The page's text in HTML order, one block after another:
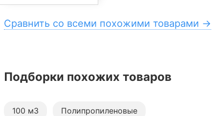
Сравнить со всеми похожими товарами →
Подборки похожих товаров
100 м3 Полипропиленовые